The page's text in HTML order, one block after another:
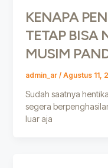
KENAPA
TETAP BISA
MUSIM
admin_ar / Agustus 11,
Sudah saatnya
segera
luar aja